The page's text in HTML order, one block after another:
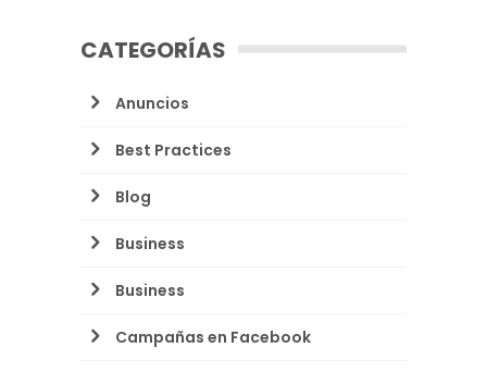
CATEGORÍAS
Anuncios
Best Practices
Blog
Business
Business
Campañas en Facebook